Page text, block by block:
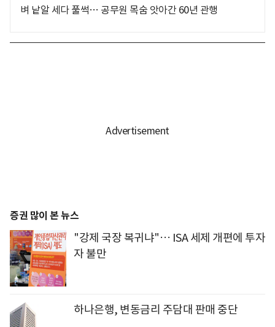
벼 낱알 세다 풀썩… 공무원 목숨 앗아간 60년 관행
증권 많이 본 뉴스
"강제 국장 복귀냐"… ISA 세제 개편에 투자
자 불만
하나은행, 변동금리 주담대 판매 중단